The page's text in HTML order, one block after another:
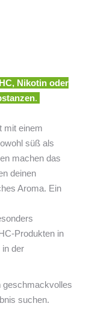
Nikotin oder
.
mit einem
süß als
machen das
deinen
Aroma. Ein
Produkten in
in der
geschmackvolles
suchen.